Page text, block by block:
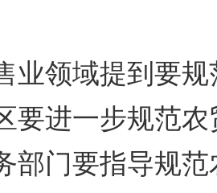
领域提到要规
要进一步规范
部门要指导规